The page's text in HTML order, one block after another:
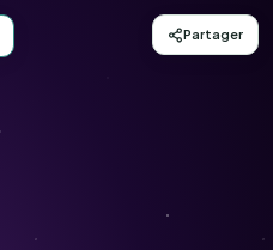
droit (Myosotis stricta) -
Partager